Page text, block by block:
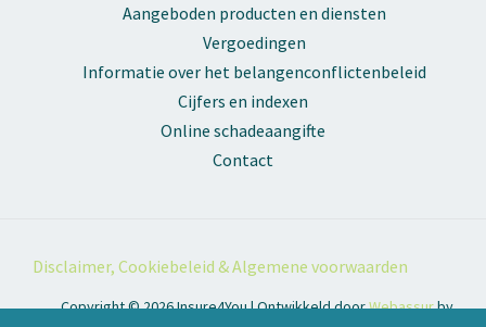
Aangeboden producten en diensten
Vergoedingen
Informatie over het belangenconflictenbeleid
Cijfers en indexen
Online schadeaangifte
Contact
Disclaimer, Cookiebeleid & Algemene voorwaarden
Copyright © 2026 Insure4You | Ontwikkeld doorWebassurby